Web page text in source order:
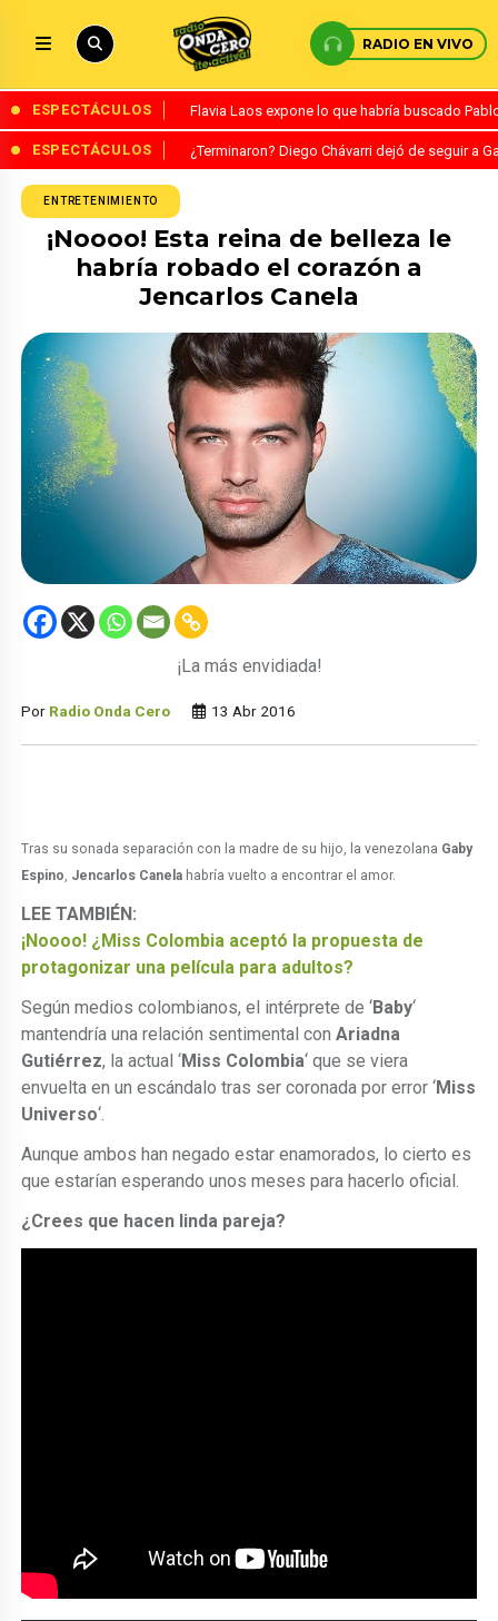
RADIO EN VIVO
ESPECTÁCULOS Flavia Laos expone lo que habría buscado
ESPECTÁCULOS ¿Terminaron? Diego Chávarri dejó de seguir a
ENTRETENIMIENTO
¡Noooo! Esta reina de belleza le
habría robado el corazón a
Jencarlos Canela
¡La más envidiada!
Por Radio Onda Cero 13 Abr 2016
Tras su sonada separación con la madre de su hijo, la venezolana Gaby
Espino Jencarlos Canela habría vuelto a encontrar el amor.
LEE TAMBIÉN:
¡Noooo! ¿Miss Colombia aceptó la propuesta de
protagonizar una película para adultos?
Según medios colombianos, el intérprete de ‘Baby‘
mantendría una relación sentimental conAriadna
Gutiérrez, la actual ‘Miss Colombia‘ que se viera
envuelta en un escándalo tras ser coronada por error ‘Miss
Universo‘.
Aunque ambos han negado estar enamorados, lo cierto es
que estarían esperando unos meses para hacerlo oficial.
¿Crees que hacen linda pareja?